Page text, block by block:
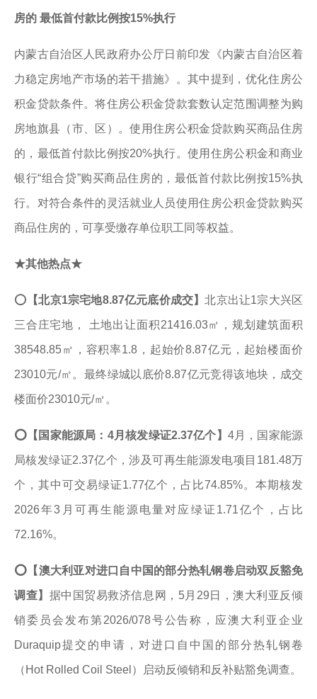
房的 最低首付款比例按15%执行
内蒙古自治区人民政府办公厅日前印发《内蒙古自治区着
力稳定房地产市场的若干措施》。其中提到，优化住房公
积金贷款条件。将住房公积金贷款套数认定范围调整为购
房地旗县（市、区）。使用住房公积金贷款购买商品住房
的，最低首付款比例按20%执行。使用住房公积金和商业
银行“组合贷”购买商品住房的，最低首付款比例按15%执
行。对符合条件的灵活就业人员使用住房公积金贷款购买
商品住房的，可享受缴存单位职工同等权益。
★其他热点★
⭕ 【北京1宗宅地8.87亿元底价成交】北京出让1宗大兴区
三合庄宅地， 土地出让面积21416.03㎡，规划建筑面积
38548.85㎡，容积率1.8，起始价8.87亿元，起始楼面价
23010元/㎡。最终绿城以底价8.87亿元竞得该地块，成交
楼面价23010元/㎡。
⭕【国家能源局：4月核发绿证2.37亿个】 4月，国家能源
局核发绿证2.37亿个，涉及可再生能源发电项目181.48万
个，其中可交易绿证1.77亿个，占比74.85%。本期核发
2026年3月可再生能源电量对应绿证1.71亿个，占比
72.16%。
⭕ 【澳大利亚对进口自中国的部分热轧钢卷启动双反豁免
调查】 据中国贸易救济信息网，5月29日，澳大利亚反倾
销委员会发布第2026/078号公告称，应澳大利亚企业
Duraquip提交的申请，对进口自中国的部分热轧钢卷
（Hot Rolled Coil Steel）启动反倾销和反补贴豁免调查。